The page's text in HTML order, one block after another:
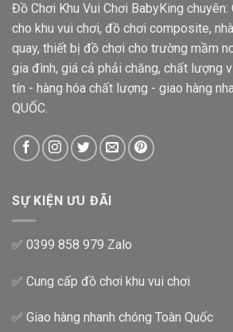
Đồ Chơi Khu Vui Chơi BabyKing
cho khu vui chơi, đồ chơi composite,
quay, thiết bị đồ chơi cho trường mầm
gia đình, giá cả phải chăng, chất lượng
tín - hàng hóa chất lượng - giao hàng
QUỐC.
SỰ KIỆN ƯU ĐÃI
✅ 0399 858 979 Zalo
✅ Cung cấp đồ chơi khu vui chơi
✅ Giao hàng nhanh chóng Toàn Quốc